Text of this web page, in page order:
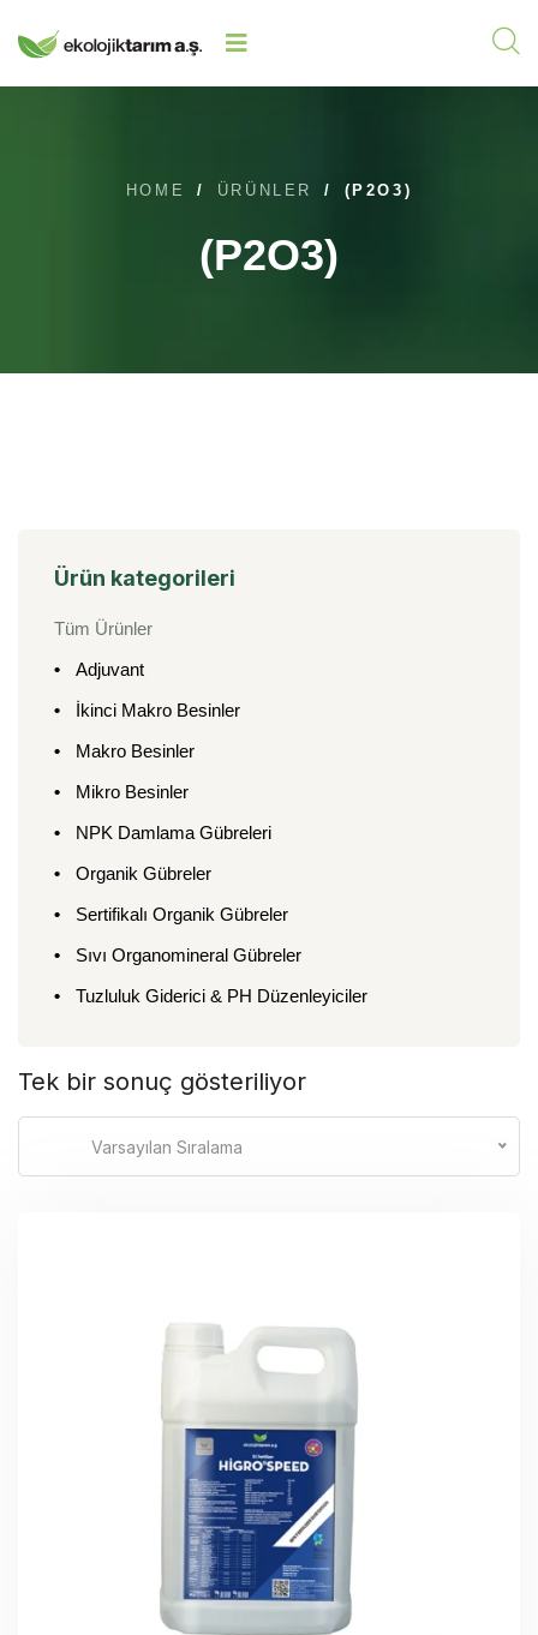
HOME / ÜRÜNLER / (P2O3)
(P2O3)
Ürün kategorileri
Tüm Ürünler
Adjuvant
İkinci Makro Besinler
Makro Besinler
Mikro Besinler
NPK Damlama Gübreleri
Organik Gübreler
Sertifikalı Organik Gübreler
Sıvı Organomineral Gübreler
Tuzluluk Giderici & PH Düzenleyiciler
Tek bir sonuç gösteriliyor
Varsayılan Sıralama